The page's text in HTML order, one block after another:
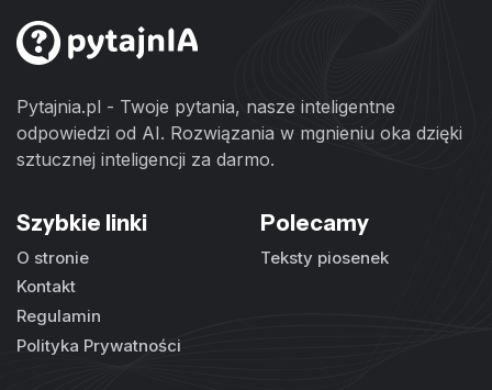
Pytajnia.pl - Twoje pytania, nasze inteligentne
odpowiedzi od AI. Rozwiązania w mgnieniu oka dzięki
sztucznej inteligencji za darmo.
Szybkie linki
O stronie
Kontakt
Regulamin
Polityka Prywatności
Polecamy
Teksty piosenek